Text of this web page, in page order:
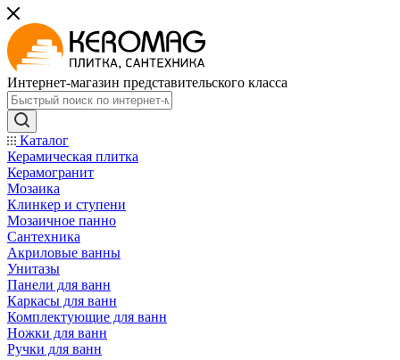
Интернет-магазин представительского класса
Каталог
Керамическая плитка
Керамогранит
Мозаика
Клинкер и ступени
Мозаичное панно
Сантехника
Акриловые ванны
Унитазы
Панели для ванн
Каркасы для ванн
Комплектующие для ванн
Ножки для ванн
Ручки для ванн